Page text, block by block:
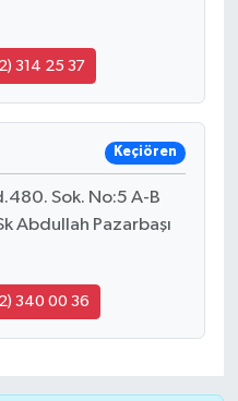
314 25 37
Keçiören
Sok. No:5 A-B
Abdullah Pazarbaşı
340 00 36